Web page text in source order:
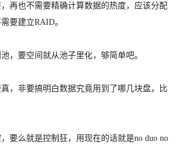
再也不需要精确计算数据的热度，应该分配
要建立RAID。
，要空间就从池子里化，够简单吧。
，非要搞明白数据究竟用到了哪几块盘，比
要么就是控制狂，用现在的话就是no duo no